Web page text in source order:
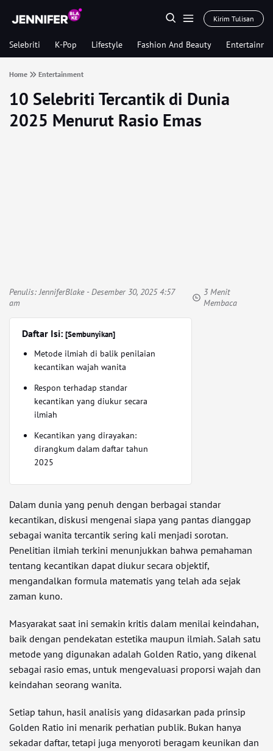
Kirim Tulisan
Selebriti K-Pop Lifestyle Fashion And Beauty
Home Entertainment
10 Selebriti Tercantik di Dunia
2025 Menurut Rasio Emas
Penulis:JenniferBlake- Desember 30, 2025 4:57
am
3 Menit
Membaca
Daftar Isi: [Sembunyikan]
Metode ilmiah di balik penilaian
kecantikan wajah wanita
Respon terhadap standar
kecantikan yang diukur secara
ilmiah
Kecantikan yang dirayakan:
dirangkum dalam daftar tahun
2025
Dalam dunia yang penuh dengan berbagai standar
kecantikan, diskusi mengenai siapa yang pantas dianggap
sebagai wanita tercantik sering kali menjadi sorotan.
Penelitian ilmiah terkini menunjukkan bahwa pemahaman
tentang kecantikan dapat diukur secara objektif,
mengandalkan formula matematis yang telah ada sejak
zaman kuno.
Masyarakat saat ini semakin kritis dalam menilai keindahan,
baik dengan pendekatan estetika maupun ilmiah. Salah satu
metode yang digunakan adalah Golden Ratio, yang dikenal
sebagai rasio emas, untuk mengevaluasi proporsi wajah dan
keindahan seorang wanita.
Setiap tahun, hasil analisis yang didasarkan pada prinsip
Golden Ratio ini menarik perhatian publik. Bukan hanya
sekadar daftar, tetapi juga menyoroti beragam keunikan dan